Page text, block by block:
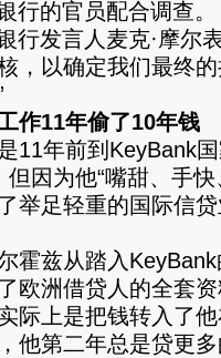
行的官员配合调查。
发言人麦克·摩尔表
，以确定我们最终
作11年偷了10年钱
年前到KeyBank国
因为他“嘴甜、手
举足轻重的国际信
兹从踏入KeyBank
欧洲借贷人的全套
际上是把钱转入了
他第二年总是贷更